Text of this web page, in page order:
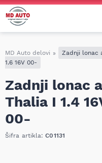
MD Auto delovi »
Zadnji lonac
1.6 16V 00-
Zadnji lonac
Thalia I 1.4
00-
Šifra artikla:C01131